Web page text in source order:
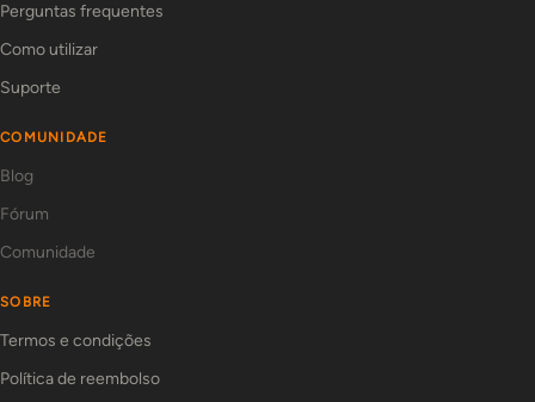
Perguntas frequentes
Como utilizar
Suporte
COMUNIDADE
Blog
Fórum
Comunidade
SOBRE
Termos e condições
Política de reembolso